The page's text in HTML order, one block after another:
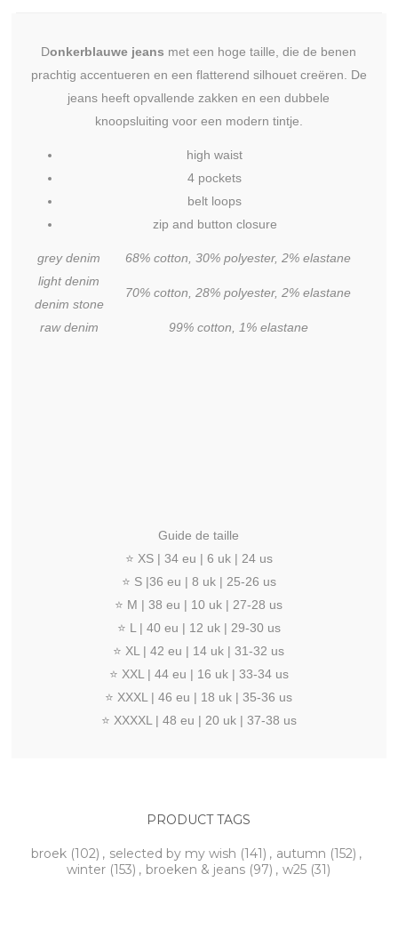
Donkerblauwe jeans met een hoge taille, die de benen
prachtig accentueren en een flatterend silhouet creëren. De
jeans heeft opvallende zakken en een dubbele
knoopsluiting voor een modern tintje.
high waist
4 pockets
belt loops
zip and button closure
grey denim
68% cotton, 30% polyester, 2% elastane
light denim
denim stone
70% cotton, 28% polyester, 2% elastane
raw denim 99% cotton, 1% elastane
Guide de taille
⭐️ XS | 34 eu | 6 uk | 24 us
⭐️ S |36 eu | 8 uk | 25-26 us
⭐️ M | 38 eu | 10 uk | 27-28 us
⭐️ L | 40 eu | 12 uk | 29-30 us
⭐️ XL | 42 eu | 14 uk | 31-32 us
⭐️ XXL | 44 eu | 16 uk | 33-34 us
⭐️ XXXL | 46 eu | 18 uk | 35-36 us
⭐️ XXXXL | 48 eu | 20 uk | 37-38 us
PRODUCT TAGS
broek (102) , selected by my wish (141) , autumn (152) ,
winter (153) , broeken & jeans (97) , w25 (31)